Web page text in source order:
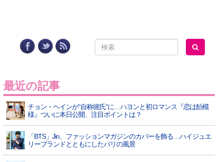
最近の記事
チョン・ヘインが“自称彼氏”に…ハヨンと初ロマンス『恋は飴模
様』ついに本日公開、注目ポイントは？
「BTS」Jin、ファッションマガジンのカバーを飾る…ハイジュエ
リーブランドとともにしたパリの風景